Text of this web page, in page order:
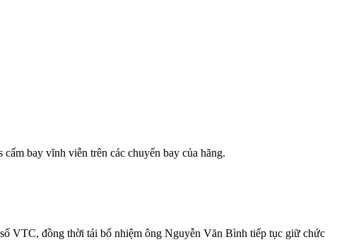
bay vĩnh viễn trên các chuyến bay của hãng.
VTC, đồng thời tái bổ nhiệm ông Nguyễn Văn Bình tiếp tục giữ chức